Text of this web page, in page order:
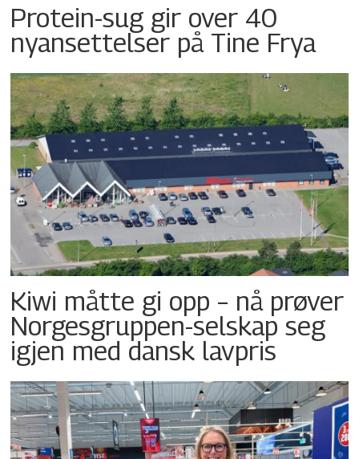
Protein-sug gir over 40
nyansettelser på Tine Frya
Kiwi måtte gi opp – nå prøver
Norgesgruppen-selskap seg
igjen med dansk lavpris